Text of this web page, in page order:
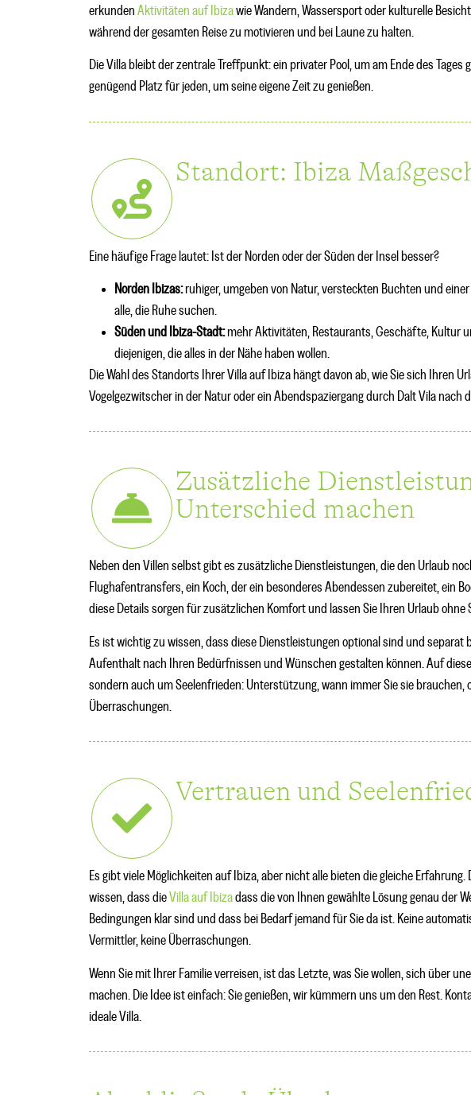
erkunden Aktivitäten auf Ibizawie Wandern, Wassersport oder kulturelle
während der gesamten Reise zu motivieren und bei Laune zu halten.
Die Villa bleibt der zentrale Treffpunkt: ein privater Pool, um am Ende des
genügend Platz für jeden, um seine eigene Zeit zu genießen.
Standort: Ibiza
Eine häufige Frage lautet: Ist der Norden oder der Süden der Insel besser?
Norden Ibizas:ruhiger, umgeben von Natur, versteckten Buchten und
alle, die Ruhe suchen.
Süden und Ibiza-Stadt:mehr Aktivitäten, Restaurants, Geschäfte, Kultur
diejenigen, die alles in der Nähe haben wollen.
Die Wahl des Standorts Ihrer Villa auf Ibiza hängt davon ab, wie Sie sich Ihren
Vogelgezwitscher in der Natur oder ein Abendspaziergang durch Dalt Vila nach
Zusätzliche
Unterschied machen
Neben den Villen selbst gibt es zusätzliche Dienstleistungen, die den Urlaub
Flughafentransfers, ein Koch, der ein besonderes Abendessen zubereitet, ein
diese Details sorgen für zusätzlichen Komfort und lassen Sie Ihren Urlaub ohne
Es ist wichtig zu wissen, dass diese Dienstleistungen optional sind und separat
Aufenthalt nach Ihren Bedürfnissen und Wünschen gestalten können. Auf
sondern auch um Seelenfrieden: Unterstützung, wann immer Sie sie brauchen,
Überraschungen.
Vertrauen und
Es gibt viele Möglichkeiten auf Ibiza, aber nicht alle bieten die gleiche
wissen, dass dieVilla auf Ibizadass die von Ihnen gewählte Lösung genau der
Bedingungen klar sind und dass bei Bedarf jemand für Sie da ist. Keine
Vermittler, keine Überraschungen.
Wenn Sie mit Ihrer Familie verreisen, ist das Letzte, was Sie wollen, sich über
machen. Die Idee ist einfach: Sie genießen, wir kümmern uns um den Rest.
ideale Villa.